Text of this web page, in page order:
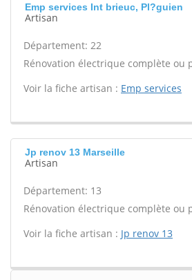
Emp services Int brieuc, Pl?guien
Artisan
Département: 22
Rénovation électrique complète ou
Voir la fiche artisan : Emp services
Jp renov 13 Marseille
Artisan
Département: 13
Rénovation électrique complète ou
Voir la fiche artisan : Jp renov 13